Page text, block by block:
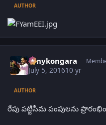
AUTHOR
sonykongara
July 5, 201610 yr
AUTHOR
రేపు పట్టిసీమ పంపులను